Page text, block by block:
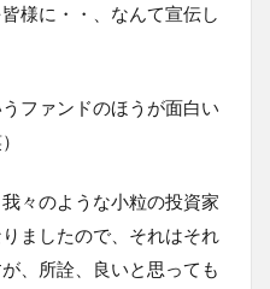
様に・・、なんて宣伝し
ファンドのほうが面白い
々のような小粒の投資家
ましたので、それはそれ
、所詮、良いと思っても